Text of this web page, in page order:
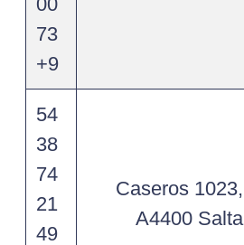
73
9+
Caseros 1023,
A4400 Salta
54
38
74
21
49